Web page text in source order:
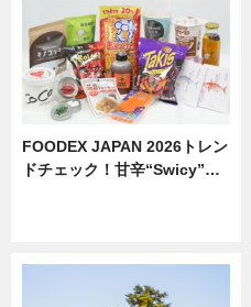
FOODEX JAPAN 2026トレン
ドチェック！甘辛“Swicy”…